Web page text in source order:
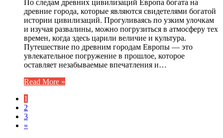
По следам древних цивилизаций Европа богата на
древние города, которые являются свидетелями богатой
истории цивилизаций. Прогуливаясь по узким улочкам
и изучая развалины, можно погрузиться в атмосферу тех
времен, когда здесь царили величие и культура.
Путешествие по древним городам Европы — это
увлекательное погружение в прошлое, которое
оставляет незабываемые впечатления и…
Read More »
1
2
3
»